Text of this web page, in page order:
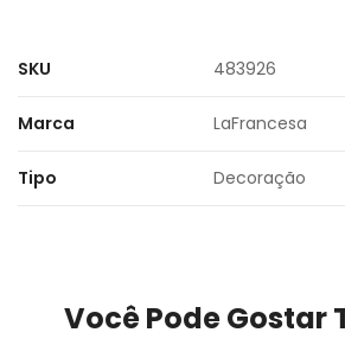
SKU 483926
Marca LaFrancesa
Tipo Decoração
Você Pode Gostar